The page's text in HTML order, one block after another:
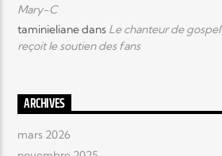
Mary-C
taminielianedans Le chanteur de
reçoit le soutien des fans
ARCHIVES
mars 2026